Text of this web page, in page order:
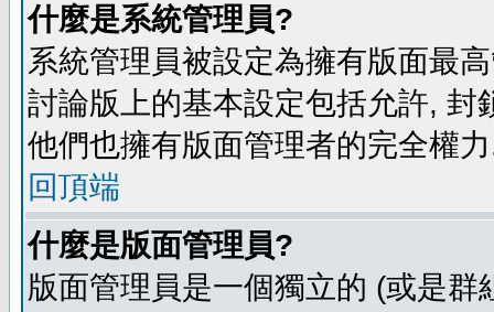
什麼是系統管理員?
系統管理員被設定為擁有版面最
討論版上的基本設定包括允許,
他們也擁有版面管理者的完全權
回頂端
什麼是版面管理員?
版面管理員是一個獨立的 (或是